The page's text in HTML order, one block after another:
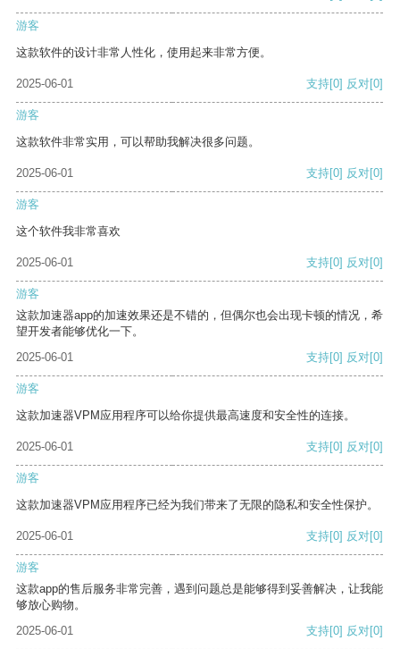
游客
这款软件的设计非常人性化，使用起来非常方便。
2025-06-01 支持[0] 反对[0]
游客
这款软件非常实用，可以帮助我解决很多问题。
2025-06-01 支持[0] 反对[0]
游客
这个软件我非常喜欢
2025-06-01 支持[0] 反对[0]
游客
这款加速器app的加速效果还是不错的，但偶尔也会出现卡顿的情况，希
望开发者能够优化一下。
2025-06-01
支持[0] 反对[0]
游客
这款加速器VPM应用程序可以给你提供最高速度和安全性的连接。
2025-06-01 支持[0] 反对[0]
游客
这款加速器VPM应用程序已经为我们带来了无限的隐私和安全性保护。
2025-06-01 支持[0] 反对[0]
游客
这款app的售后服务非常完善，遇到问题总是能够得到妥善解决，让我能
够放心购物。
2025-06-01
支持[0] 反对[0]